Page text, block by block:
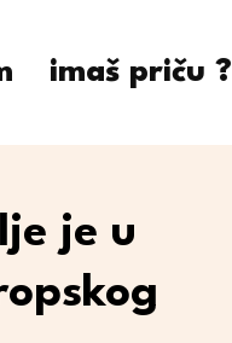
imaš priču ?
je u